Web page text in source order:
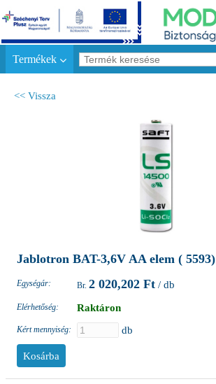
Termékek
<< Vissza
Jablotron BAT-3,6V AA elem ( 5593)
Egységár: 2 020,202 Ft / db
Elérhetőség: Raktáron
Kért mennyiség: db